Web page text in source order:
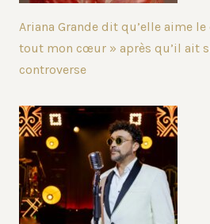
Ariana Grande dit qu’elle aime
tout mon cœur » après qu’il ait
controverse